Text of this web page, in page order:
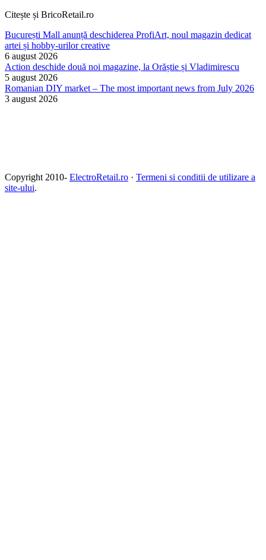
Citește și BricoRetail.ro
București Mall anunță deschiderea ProfiArt, noul magazin dedicat
artei și hobby-urilor creative
6 august 2026
Action deschide două noi magazine, la Orăștie și Vladimirescu
5 august 2026
Romanian DIY market – The most important news from July 2026
3 august 2026
Copyright 2010- ElectroRetail.ro · Termeni si conditii de utilizare a
site-ului.